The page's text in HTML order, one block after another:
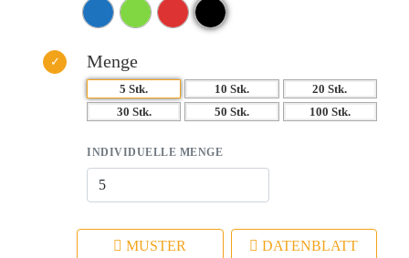
Menge
5 Stk. 10 Stk.
20 Stk.
30 Stk.
50 Stk. 100 Stk.
INDIVIDUELLE MENGE
MUSTER DATENBLATT